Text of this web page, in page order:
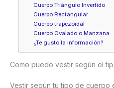
Cuerpo Triángulo Invertido
Cuerpo Rectangular
Cuerpo trapezoidal
Cuerpo Ovalado o Manzana
¿Te gusto la información?
Como puedo vestir según el
Vestir según tu tipo de cuerpo